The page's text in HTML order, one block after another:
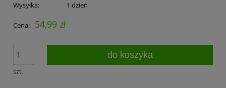
Wysyłka: 1 dzień
Cena: 54,99 zł
szt.
do koszyka